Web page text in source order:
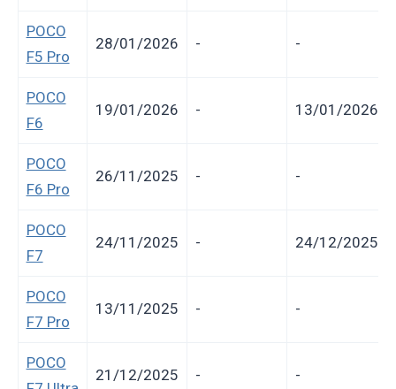
POCO
F5 Pro
28/01/2026 - -
POCO
F6
19/01/2026 - 13/01/2026
POCO
F6 Pro
26/11/2025 - -
POCO
F7
24/11/2025 - 24/12/2025
POCO
F7 Pro
13/11/2025 - -
POCO
21/12/2025 - -